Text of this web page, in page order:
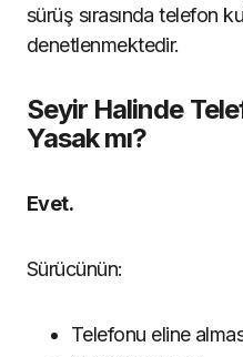
sürüş sırasında telefon
denetlenmektedir.
Seyir Halinde
Yasak mı?
Evet.
Sürücünün:
Telefonu eline